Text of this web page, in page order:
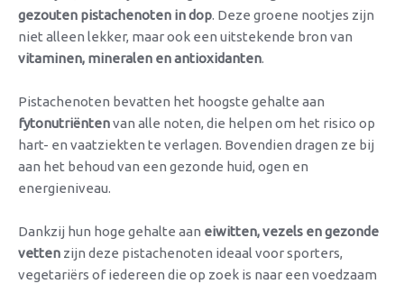
gezouten pistachenoten in dop. Deze groene nootjes zijn
niet alleen lekker, maar ook een uitstekende bron van
vitaminen, mineralen en antioxidanten.
Pistachenoten bevatten het hoogste gehalte aan
fytonutriëntenvan alle noten, die helpen om het risico op
hart- en vaatziekten te verlagen. Bovendien dragen ze bij
aan het behoud van een gezonde huid, ogen en
energieniveau.
Dankzij hun hoge gehalte aan eiwitten, vezels en gezonde
vetten zijn deze pistachenoten ideaal voor sporters,
vegetariërs of iedereen die op zoek is naar een voedzaam